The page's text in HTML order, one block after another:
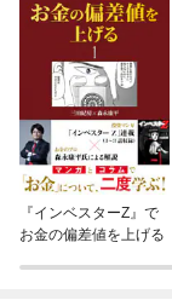
『インベスターZ』で
お金の偏差値を上げる